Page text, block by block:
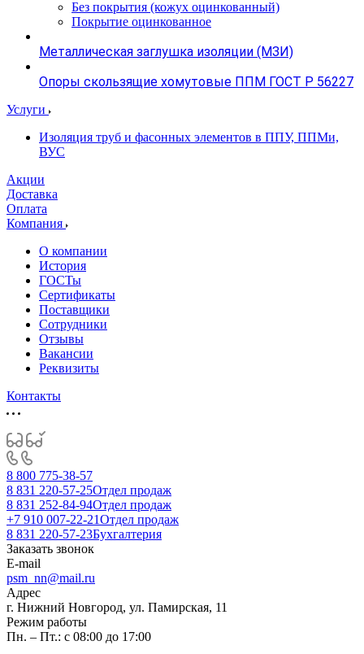
Без покрытия (кожух оцинкованный)
Покрытие оцинкованное
Металлическая заглушка изоляции (МЗИ)
Опоры скользящие хомутовые ППМ ГОСТ Р 56227
Услуги
Изоляция труб и фасонных элементов в ППУ, ППМи,
ВУС
Акции
Доставка
Оплата
Компания
О компании
История
ГОСТы
Сертификаты
Поставщики
Сотрудники
Отзывы
Вакансии
Реквизиты
Контакты
8 800 775-38-57
8 831 220-57-25Отдел продаж
8 831 252-84-94Отдел продаж
+7 910 007-22-21Отдел продаж
8 831 220-57-23Бухгалтерия
Заказать звонок
E-mail
psm_nn@mail.ru
Адрес
г. Нижний Новгород, ул. Памирская, 11
Режим работы
Пн. – Пт.: с 08:00 до 17:00